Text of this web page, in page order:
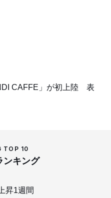
CAFFE」が初上陸 表
TOP 10
ンキング
昇1週間